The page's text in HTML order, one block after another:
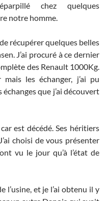
chez quelques
notre homme.
récupérer quelques belles
J’ai procuré à ce dernier
des Renault 1000Kg.
les échanger, j’ai pu
échanges que j’ai découvert
est décédé. Ses héritiers
choisi de vous présenter
vu le jour qu’à l’état de
l’usine, et je l’ai obtenu il y